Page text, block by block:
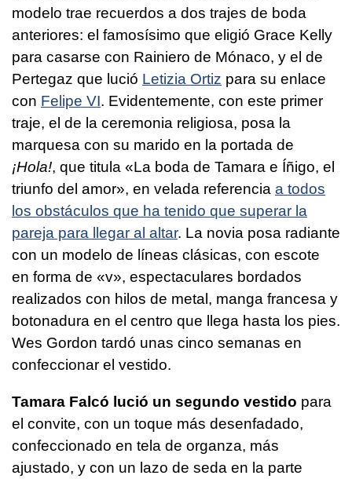
modelo trae recuerdos a dos trajes de boda
anteriores: el famosísimo que eligió Grace Kelly
para casarse con Rainiero de Mónaco, y el de
Pertegaz que lució Letizia Ortiz para su enlace
con Felipe VI. Evidentemente, con este primer
traje, el de la ceremonia religiosa, posa la
marquesa con su marido en la portada de
¡Hola!, que titula «La boda de Tamara e Íñigo, el
triunfo del amor», en velada referencia a todos
los obstáculos que ha tenido que superar la
pareja para llegar al altar. La novia posa radiante
con un modelo de líneas clásicas, con escote
en forma de «v», espectaculares bordados
realizados con hilos de metal, manga francesa y
botonadura en el centro que llega hasta los pies.
Wes Gordon tardó unas cinco semanas en
confeccionar el vestido.
Tamara Falcó lució un segundo vestido para
el convite, con un toque más desenfadado,
confeccionado en tela de organza, más
ajustado, y con un lazo de seda en la parte